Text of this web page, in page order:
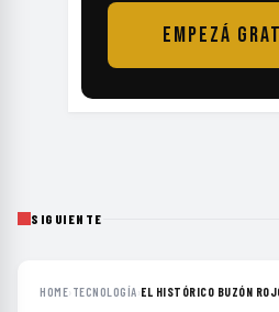
EMPEZÁ
SIGUIENTE
HOME› TECNOLOGÍA›EL HISTÓRICO BUZÓN